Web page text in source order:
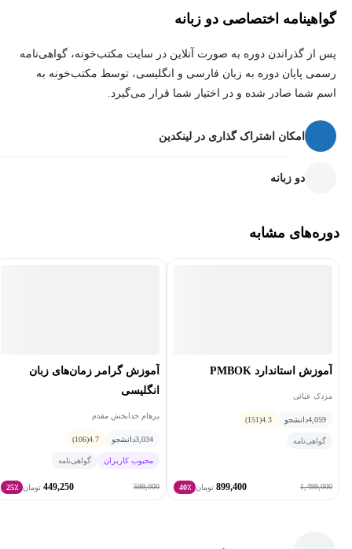
تعاملی ایجاد خواهید کرد تا به پرتفولیوی خود اضافه کنید، که می‌توانید
آن را با همتایان، جوامع حرفه‌ای یا کارفرمایان آینده به اشتراک بگذارید.
گواهینامه اختصاصی دو زبانه
پس از گذراندن دوره به صورت آنلاین در سایت مکتب‌خونه، گواهی‌نامه
رسمی پایان دوره به زبان فارسی و انگلیسی، توسط مکتب‌خونه به
اسم شما صادر شده و در اختیار شما قرار می‌گیرد.
امکان اشتراک گذاری در لینکدین
دو زبانه
دوره‌های مشابه
آموزش استاندارد PMBOK
مزدک عبائی
4,059دانشجو 4.3
(151)
گواهی‌نامه
1,499,000
899,400 تومان 40٪
آموزش گرامر زمان‌های زبان
انگلیسی
پرهام خدابخش مقدم
3,034دانشجو 4.7
(106)
محبوب کاربران گواهی‌نامه
599,000
449,250 تومان 25٪